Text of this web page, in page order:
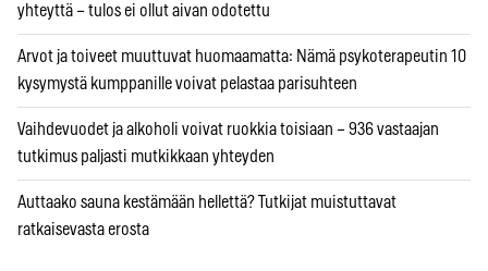
yhteyttä – tulos ei ollut aivan odotettu
Arvot ja toiveet muuttuvat huomaamatta: Nämä psykoterapeutin 10
kysymystä kumppanille voivat pelastaa parisuhteen
Vaihdevuodet ja alkoholi voivat ruokkia toisiaan – 936 vastaajan
tutkimus paljasti mutkikkaan yhteyden
Auttaako sauna kestämään hellettä? Tutkijat muistuttavat
ratkaisevasta erosta